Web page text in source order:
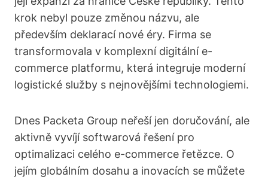
krok nebyl pouze změnou názvu, ale
především deklarací nové éry. Firma se
transformovala v komplexní digitální e-
commerce platformu, která integruje moderní
logistické služby s nejnovějšími technologiemi.
Dnes Packeta Group neřeší jen doručování, ale
aktivně vyvíjí softwarová řešení pro
optimalizaci celého e-commerce řetězce. O
jejím globálním dosahu a inovacích se můžete